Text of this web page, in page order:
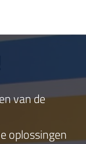
van de
oplossingen